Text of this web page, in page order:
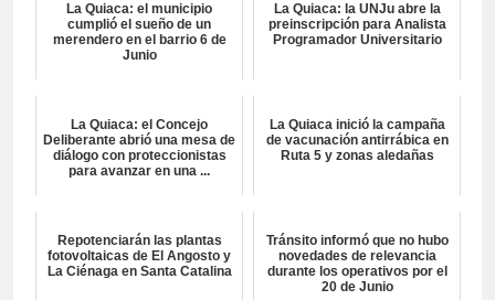
La Quiaca: el municipio
cumplió el sueño de un
merendero en el barrio 6 de
Junio
La Quiaca: la UNJu abre la
preinscripción para Analista
Programador Universitario
La Quiaca: el Concejo
Deliberante abrió una mesa de
diálogo con proteccionistas
para avanzar en una ...
La Quiaca inició la campaña
de vacunación antirrábica en
Ruta 5 y zonas aledañas
Repotenciarán las plantas
fotovoltaicas de El Angosto y
La Ciénaga en Santa Catalina
Tránsito informó que no hubo
novedades de relevancia
durante los operativos por el
20 de Junio